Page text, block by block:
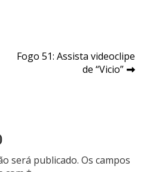
Fogo 51: Assista videoclipe
de “Vicio”
será publicado. Os campos